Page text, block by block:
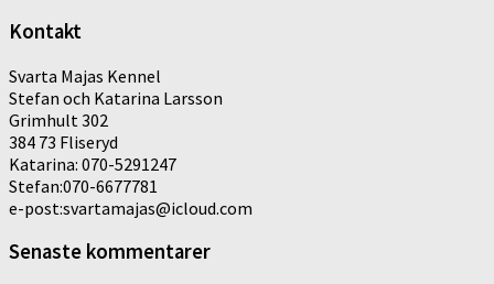
Kontakt
Svarta Majas Kennel
Stefan och Katarina Larsson
Grimhult 302
384 73 Fliseryd
Katarina: 070-5291247
Stefan:070-6677781
e-post:svartamajas@icloud.com
Senaste kommentarer